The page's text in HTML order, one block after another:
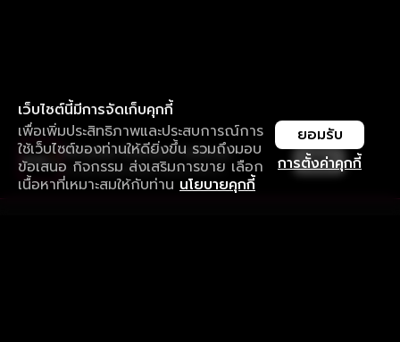
เว็บไซต์นี้มีการจัดเก็บคุกกี้
เพื่อเพิ่มประสิทธิภาพและประสบการณ์การ
ใช้เว็บไซต์ของท่านให้ดียิ่งขึ้น รวมถึงมอบ
ข้อเสนอ กิจกรรม ส่งเสริมการขาย เลือก
เนื้อหาที่เหมาะสมให้กับท่าน นโยบายคุกกี้
การตั้งค่าคุกกี้
ยอมรับ
ใช้งานแอป ลื่นไหลกว่า ไม่มีสะดุด
ดาวน์โหลดแอปเพื่อการรับชมที่ดีกว่า เปิด